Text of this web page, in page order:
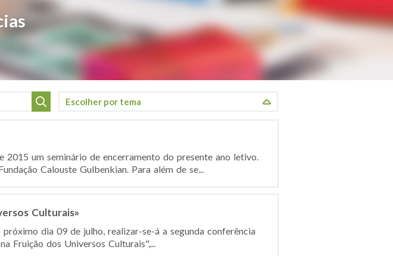
um seminário de encerramento do presente ano letivo.
Calouste Gulbenkian. Para além de se...
Culturais»
dia 09 de julho, realizar-se-á a segunda conferência
Fruição dos Universos Culturais",...